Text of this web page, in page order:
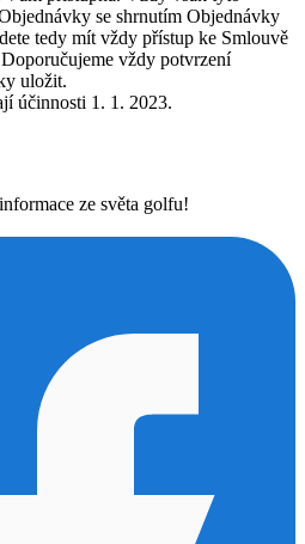
se shrnutím Objednávky
tedy mít vždy přístup ke Smlouvě
vždy potvrzení
uložit.
účinnosti 1. 1. 2023.
ze světa golfu!